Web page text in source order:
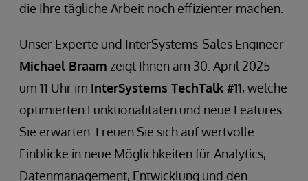
die Ihre tägliche Arbeit noch effizienter machen.
Unser Experte und InterSystems-Sales Engineer
Michael Braam zeigt Ihnen am 30. April 2025
um 11 Uhr im InterSystems TechTalk #11, welche
optimierten Funktionalitäten und neue Features
Sie erwarten. Freuen Sie sich auf wertvolle
Einblicke in neue Möglichkeiten für Analytics,
Datenmanagement, Entwicklung und den